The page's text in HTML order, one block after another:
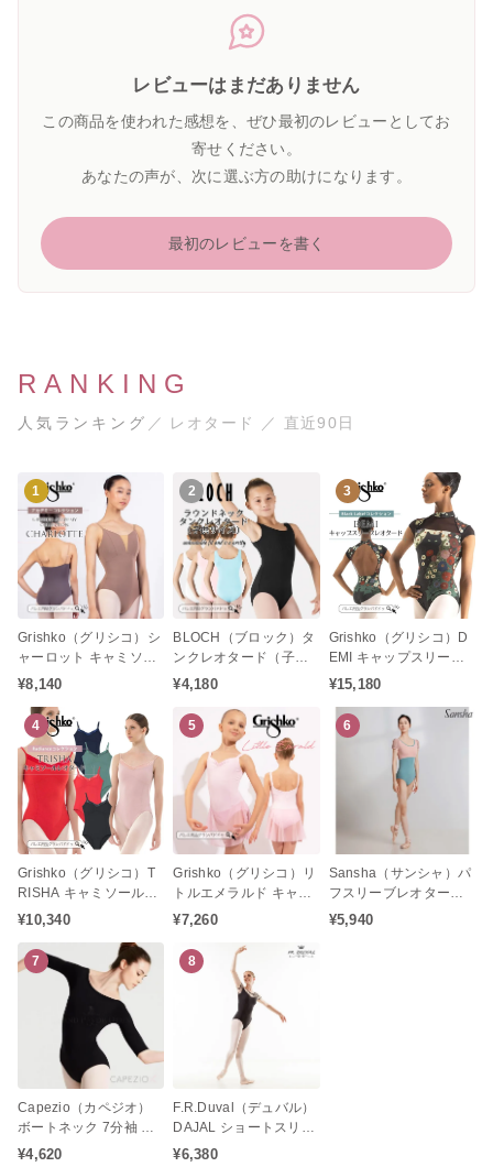
レビューはまだありません
この商品を使われた感想を、ぜひ最初のレビューとしてお
寄せください。
あなたの声が、次に選ぶ方の助けになります。
最初のレビューを書く
RANKING
人気ランキング ／ レオタード ／ 直近90日
1
Grishko（グリシコ）シ
ャーロット キャミソー
ル レオタード（ジュニ
ャミソールレオタード /
バレエレオタード）
¥8,140
2
BLOCH（ブロック）タ
ンクレオタード（子供
サイズ / ジュニア / キッ
ード / バレエレオター
ド）
¥4,180
3
Grishko（グリシコ）D
EMI キャップスリーブ
レオタード Black Label
¥15,180
4
Grishko（グリシコ）T
RISHA キャミソールレ
オタード Radianceコレ
クション
¥10,340
5
Grishko（グリシコ）リ
トルエメラルド キャミ
ソールレオタード スカ
ート付き（子供サイズ /
ジュニア / キッズ）
¥7,260
6
Sansha（サンシャ）パ
フスリーブレオタード
（レディース/大人サイ
ズ）
¥5,940
7
Capezio（カペジオ）
ボートネック 7分袖 レ
オタード
¥4,620
8
F.R.Duval（デュバル）
DAJAL ショートスリー
ブレオタード
¥6,380